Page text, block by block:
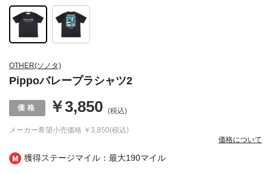
獲得ステージマイル：最大190マイル
OTHER(ソノタ)
Pippoバレープラシャツ2
メーカー希望小売価格 ￥3,850(税込)
￥3,850 (税込)
価格について